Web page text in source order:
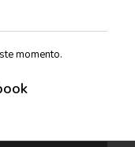
momento.